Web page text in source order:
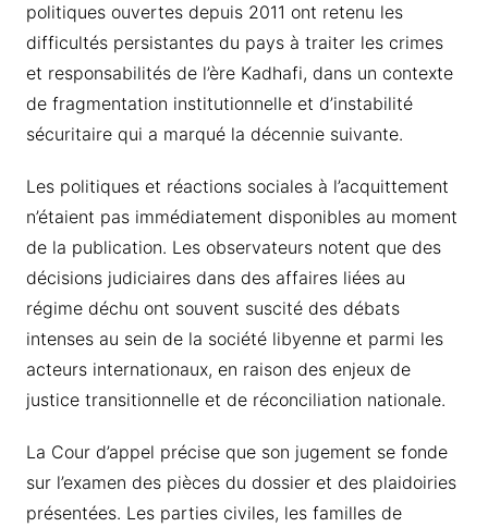
politiques ouvertes depuis 2011 ont retenu les
difficultés persistantes du pays à traiter les crimes
et responsabilités de l’ère Kadhafi, dans un contexte
de fragmentation institutionnelle et d’instabilité
sécuritaire qui a marqué la décennie suivante.
Les politiques et réactions sociales à l’acquittement
n’étaient pas immédiatement disponibles au moment
de la publication. Les observateurs notent que des
décisions judiciaires dans des affaires liées au
régime déchu ont souvent suscité des débats
intenses au sein de la société libyenne et parmi les
acteurs internationaux, en raison des enjeux de
justice transitionnelle et de réconciliation nationale.
La Cour d’appel précise que son jugement se fonde
sur l’examen des pièces du dossier et des plaidoiries
présentées. Les parties civiles, les familles de